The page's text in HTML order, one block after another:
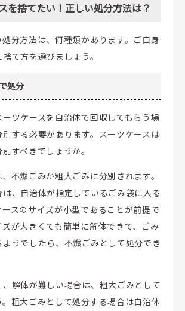
を捨てたい！正しい処分方法は？
分方法は、何種類かあります。ご自身
て方を選びましょう。
処分
ツケースを自治体で回収してもらう場
する必要があります。スーツケースは
すべきでしょうか。
不燃ごみか粗大ごみに分別されます。
、自治体が指定しているごみ袋に入る
スのサイズが小型であることが前提で
が大きくても簡単に解体できて、ごみ
うでしたら、不燃ごみとして処分でき
解体が難しい場合は、粗大ごみとして
粗大ごみとして処分する場合は自治体